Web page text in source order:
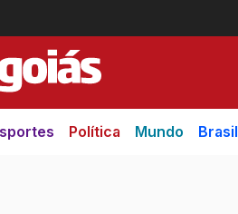
Política Mundo Brasil